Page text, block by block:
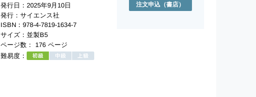
発行日：2025年9月10日
発行：サイエンス社
ISBN：978-4-7819-1634-7
サイズ：並製B5
ページ数： 176 ページ
難易度：
注文申込 （書店）